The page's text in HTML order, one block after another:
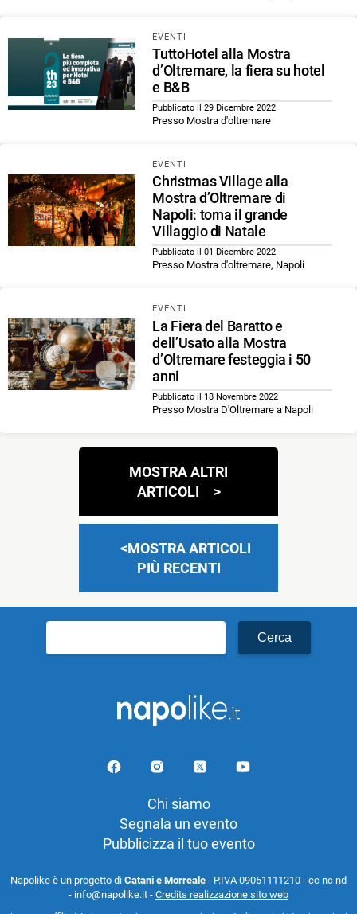
EVENTI
TuttoHotel alla Mostra
d’Oltremare, la fiera su hotel
e B&B
Pubblicato il 29 Dicembre 2022
Presso Mostra d'oltremare
EVENTI
Christmas Village alla
Mostra d’Oltremare di
Napoli: torna il grande
Villaggio di Natale
Pubblicato il 01 Dicembre 2022
Presso Mostra d'oltremare, Napoli
EVENTI
La Fiera del Baratto e
dell’Usato alla Mostra
d’Oltremare festeggia i 50
anni
Pubblicato il 18 Novembre 2022
Presso Mostra D'Oltremare a Napoli
Navigazione
articoli
MOSTRA ALTRI
ARTICOLI
MOSTRA ARTICOLI
PIÙ RECENTI
per:
Chi siamo
Segnala un evento
Pubblicizza il tuo evento
Napolike è un progetto di Catani e Morreale - P.IVA 09051111210 - cc nc nd
- info@napolike.it - Credits realizzazione sito web